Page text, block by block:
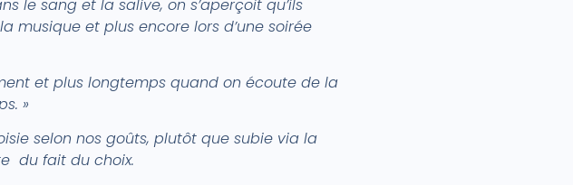
le sang et la salive, on s’aperçoit qu’ils
musique et plus encore lors d’une soirée
et plus longtemps quand on écoute de la
»
selon nos goûts, plutôt que subie via la
du fait du choix.